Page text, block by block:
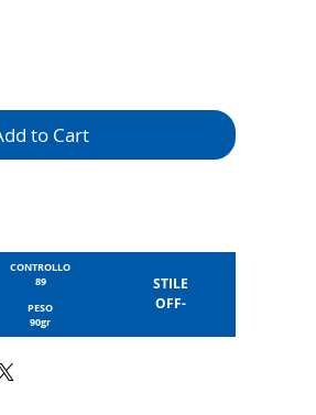
to Cart
CONTROLLO
89
PESO
90gr
STILE
OFF-